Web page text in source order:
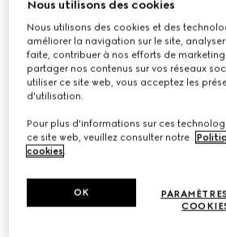
Laisse taille S/M
CA$445
Déclinaisonscuir rouge Rosso Ancora
Nous utilisons des cookies
Nous utilisons des cookies et des
améliorer la navigation sur le site,
faite, contribuer à nos efforts de
partager nos contenus sur vos réseaux
utiliser ce site web, vous acceptez les
d'utilisation.
Pour plus d'informations sur ces
ce site web, veuillez consulter notre
cookies.
OK